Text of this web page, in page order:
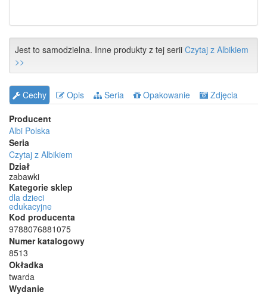
Jest to samodzielna. Inne produkty z tej serii Czytaj z Albikiem
>>
Cechy Opis Seria Opakowanie
Zdjęcia
Producent
Albi Polska
Seria
Czytaj z Albikiem
Dział
zabawki
Kategorie sklep
dla dzieci
edukacyjne
Kod producenta
9788076881075
Numer katalogowy
8513
Okładka
twarda
Wydanie